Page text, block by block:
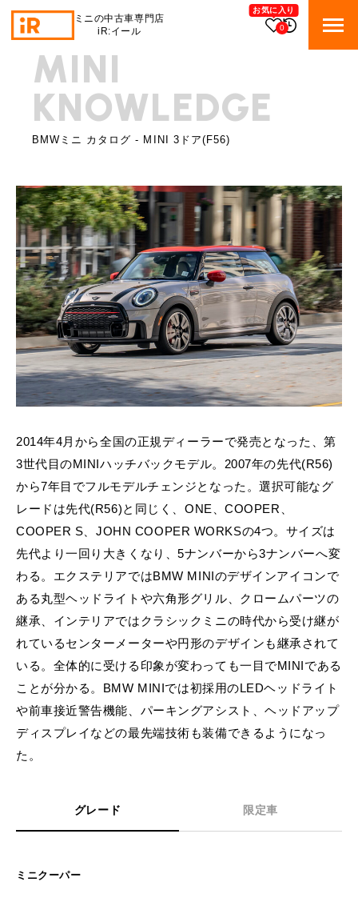
ミニの中古車専門店
iR:イール
お気に入り
0
BMW MINI
ROVER MINI ローバーミニ 在庫検索
TOP
iRの買取が他社よりも高い理由
売却手順
必要書類
買取Q&A
iRで愛車を売却されたお客様の声
ローバーミニ買取査定依頼
MAINTENANCE メンテナンス
TOP
BMWミニ メンテナンス
ローバーミニ メンテナンス
最近の修理実績
BLOG & MEDIA ブログ＆メディア
TOP
MINI Blog スタッフブログ
User's Voice 購入者様の声
Part's Report パーツ販売のご案内
Movie 動画一覧
MINI KNOWLEDGE ミニナレッジ
TOP
BMWミニナレッジ
ローバーミニナレッジ
ABOUT iR iRについて
スタッフ紹介
MAP
リクルート
お知らせ プライバシーポリシー
工場
お問い合わせ
BMW MINIサービス工場
iR TECH FACTORY
ROVER MINIサービス工場
iR MAKERS
TEL
MAP
買取
査定依頼
購入相談
来店予約
MINI
KNOWLEDGE
BMWミニ カタログ - MINI 3ドア(F56)
2014年4月から全国の正規ディーラーで発売となった、第
3世代目のMINIハッチバックモデル。2007年の先代(R56)
から7年目でフルモデルチェンジとなった。選択可能なグ
レードは先代(R56)と同じく、ONE、COOPER、
COOPER S、JOHN COOPER WORKSの4つ。サイズは
先代より一回り大きくなり、5ナンバーから3ナンバーへ変
わる。エクステリアではBMW MINIのデザインアイコンで
ある丸型ヘッドライトや六角形グリル、クロームパーツの
継承、インテリアではクラシックミニの時代から受け継が
れているセンターメーターや円形のデザインも継承されて
いる。全体的に受ける印象が変わっても一目でMINIである
ことが分かる。BMW MINIでは初採用のLEDヘッドライト
や前車接近警告機能、パーキングアシスト、ヘッドアップ
ディスプレイなどの最先端技術も装備できるようになっ
た。
グレード 限定車
ミニクーパー